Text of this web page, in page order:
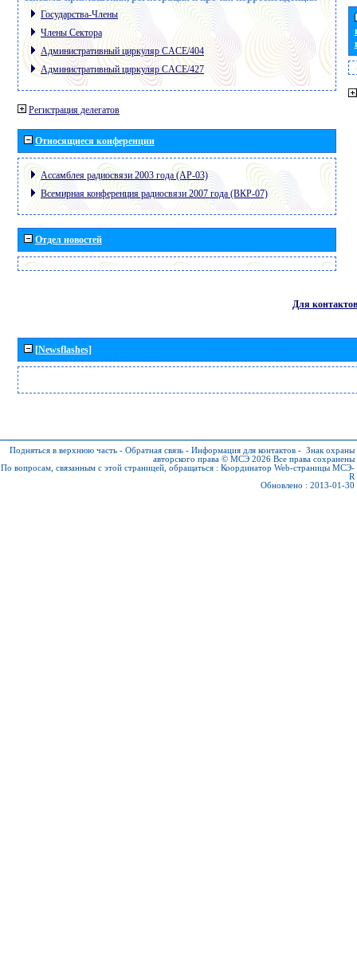
Государства-Члены
Члены Сектора
Административный циркуляр CACE/404
Административный циркуляр CACE/427
Регистрация делегатов
Относящиеся конференции
Ассамблея радиосвязи 2003 года (АР-03)
Всемирная конференция радиосвязи 2007 года (ВКР-07)
Отдел новостей
Для контактов
[Newsflashes]
Подняться в верхнюю часть - Обратная связь - Информация для контактов - Знак охраны
авторского права © МСЭ 2026 Все права сохранены
По вопросам, связанным с этой страницей, обращаться : Координатор Web-страницы МСЭ-
R
Обновлено : 2013-01-30